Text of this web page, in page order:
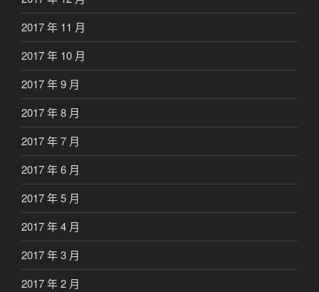
2017 年 11 月
2017 年 10 月
2017 年 9 月
2017 年 8 月
2017 年 7 月
2017 年 6 月
2017 年 5 月
2017 年 4 月
2017 年 3 月
2017 年 2 月